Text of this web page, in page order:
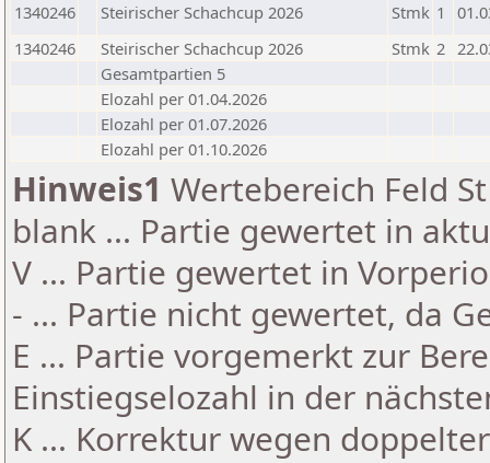
1340246 Steirischer Schachcup 2026 Stmk 1
1340246
Steirischer Schachcup 2026 Stmk 2
Gesamtpartien 5
Elozahl per 01.04.2026
Elozahl per 01.07.2026
Elozahl per 01.10.2026
Hinweis1 Wertebereich Feld
blank ... Partie gewertet in
V ... Partie gewertet in
- ... Partie nicht gewertet, da
E ... Partie vorgemerkt zur
Einstiegselozahl in der
K ... Korrektur wegen